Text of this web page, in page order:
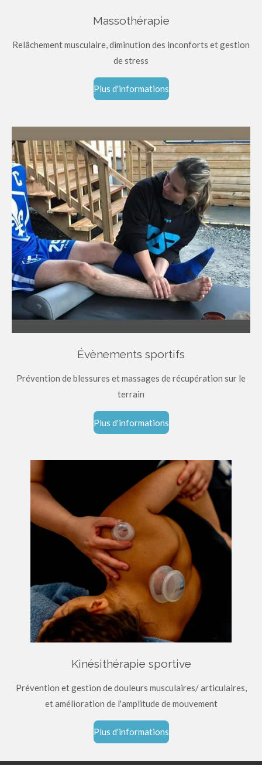
Massothérapie
Relâchement musculaire, diminution des inconforts et gestion
de stress
Plus d'informations
Évènements sportifs
Prévention de blessures et massages de récupération sur le
terrain
Plus d'informations
Kinésithérapie sportive
Prévention et gestion de douleurs musculaires/ articulaires,
et amélioration de l'amplitude de mouvement
Plus d'informations